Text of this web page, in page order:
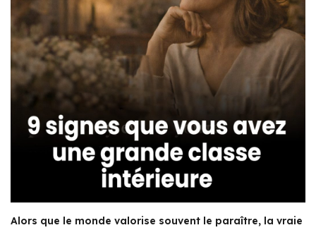
Alors que le monde valorise souvent le paraître, la vraie